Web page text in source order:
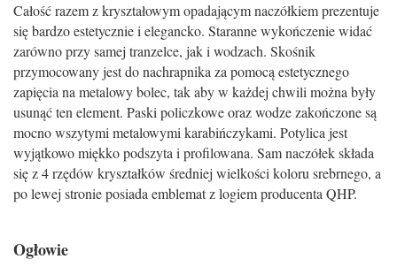
Całość razem z kryształowym opadającym naczółkiem prezentuje
się bardzo estetycznie i elegancko. Staranne wykończenie widać
zarówno przy samej tranzelce, jak i wodzach. Skośnik
przymocowany jest do nachrapnika za pomocą estetycznego
zapięcia na metalowy bolec, tak aby w każdej chwili można były
usunąć ten element. Paski policzkowe oraz wodze zakończone są
mocno wszytymi metalowymi karabińczykami. Potylica jest
wyjątkowo miękko podszyta i profilowana. Sam naczółek składa
się z 4 rzędów kryształków średniej wielkości koloru srebrnego, a
po lewej stronie posiada emblemat z logiem producenta QHP.
Ogłowie